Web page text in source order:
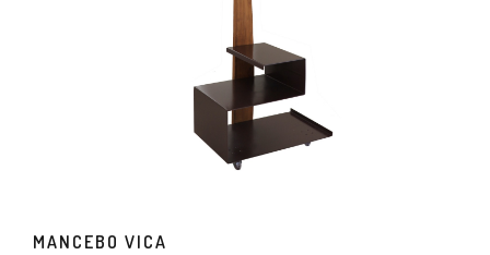
MANCEBO VICA